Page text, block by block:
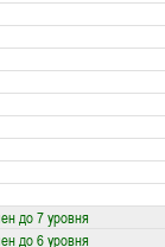
до 7 уровня
до 6 уровня